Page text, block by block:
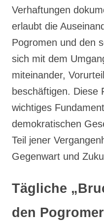
Verhaftungen
erlaubt die
Pogromen und den
sich mit dem
miteinander,
beschäftigen. Diese
wichtiges
demokratischen
Teil jener
Gegenwart und
Tägliche
den